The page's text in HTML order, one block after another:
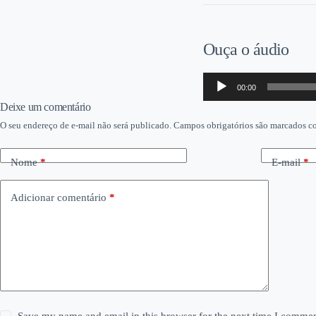
Ouça o áudio
Tocador
áudio
00:00
Deixe um comentário
O seu endereço de e-mail não será publicado. Campos obrigatórios são marcados
Nome* E-mail*
Adicionar comentário *